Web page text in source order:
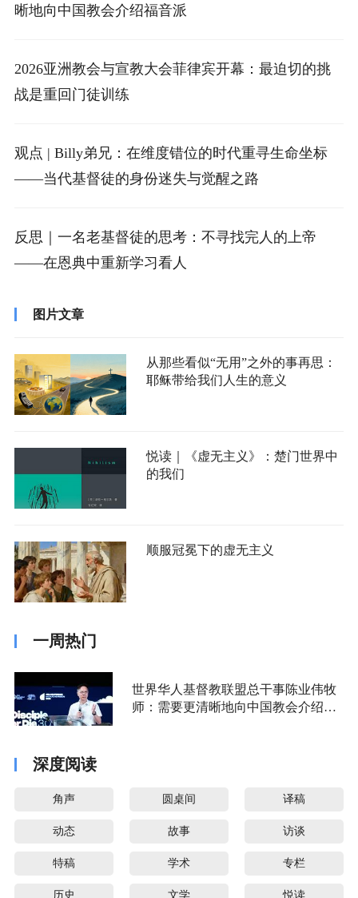
晰地向中国教会介绍福音派
2026亚洲教会与宣教大会菲律宾开幕：最迫切的挑
战是重回门徒训练
观点 | Billy弟兄：在维度错位的时代重寻生命坐标
——当代基督徒的身份迷失与觉醒之路
反思｜一名老基督徒的思考：不寻找完人的上帝
——在恩典中重新学习看人
图片文章
从那些看似“无用”之外的事再思：
耶稣带给我们人生的意义
悦读｜《虚无主义》：楚门世界中
的我们
顺服冠冕下的虚无主义
一周热门
世界华人基督教联盟总干事陈业伟牧
师：需要更清晰地向中国教会介绍福
深度阅读
角声 圆桌间 译稿
动态 故事 访谈
特稿 学术 专栏
历史 文学 悦读